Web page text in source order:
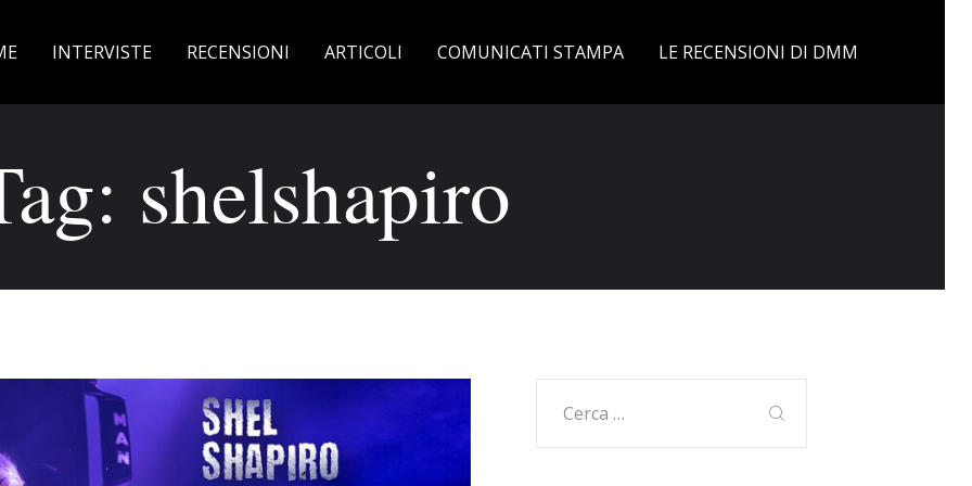
INTERVISTE RECENSIONI ARTICOLI COMUNICATI STAMPA LE RECENSIONI DI DMM
shelshapiro
per: